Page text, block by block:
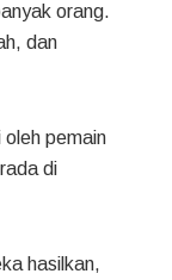
orang.
dan
pemain
di
hasilkan,